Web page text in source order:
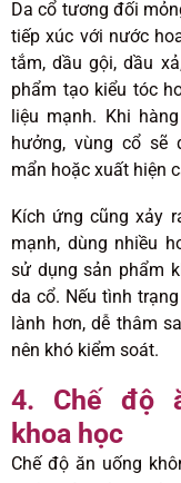
Da cổ tương đối
tiếp xúc với nước
tắm, dầu gội, dầu
phẩm tạo kiểu tóc
liệu mạnh. Khi
hưởng, vùng cổ sẽ
mẩn hoặc xuất hiện
Kích ứng cũng xảy
mạnh, dùng nhiều
sử dụng sản phẩm
da cổ. Nếu tình
lành hơn, dễ thâm
nên khó kiểm soát.
4. Chế độ
khoa học
Chế độ ăn uống